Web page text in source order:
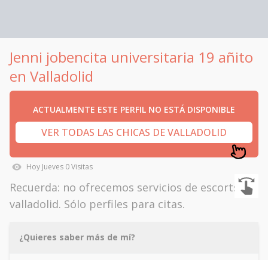
Jenni jobencita universitaria 19 añito
en Valladolid
ACTUALMENTE ESTE PERFIL NO ESTÁ DISPONIBLE
VER TODAS LAS CHICAS DE VALLADOLID
Hoy Jueves 0Visitas
Recuerda: no ofrecemos servicios de escorts en
valladolid. Sólo perfiles para citas.
¿Quieres saber más de mí?